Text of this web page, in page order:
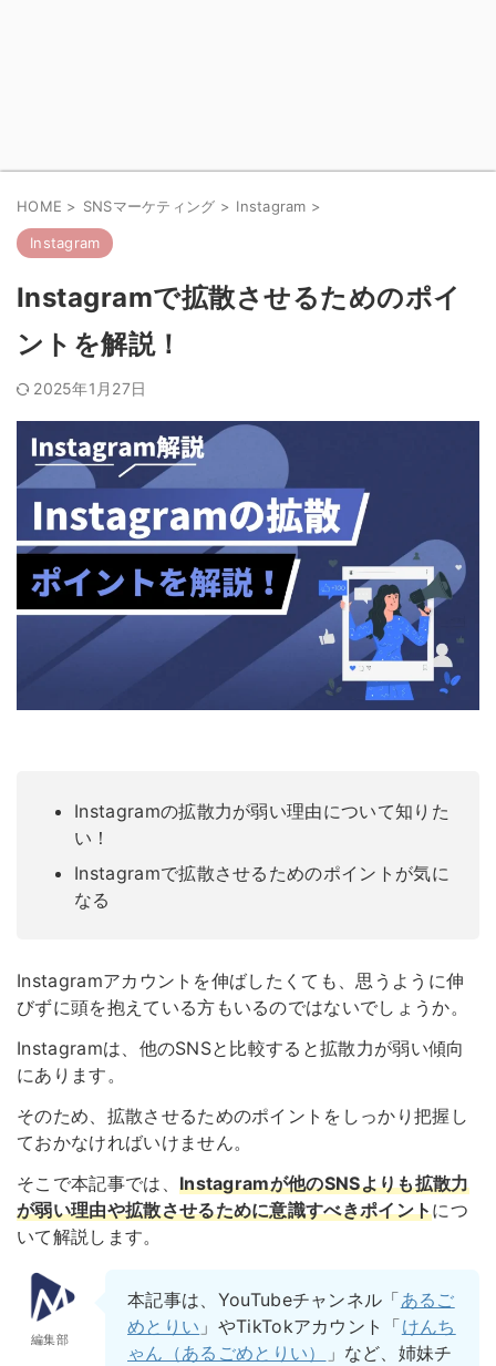
HOME > SNSマーケティング > Instagram >
Instagram
Instagramで拡散させるためのポイ
ントを解説！
2025年1月27日
Instagramの拡散力が弱い理由について知りた
い！
Instagramで拡散させるためのポイントが気に
なる
Instagramアカウントを伸ばしたくても、思うように伸
びずに頭を抱えている方もいるのではないでしょうか。
Instagramは、他のSNSと比較すると拡散力が弱い傾向
にあります。
そのため、拡散させるためのポイントをしっかり把握し
ておかなければいけません。
そこで本記事では、 Instagramが他のSNSよりも拡散力
が弱い理由や拡散させるために意識すべきポイントにつ
いて解説します。
編集部
本記事は、YouTubeチャンネル「あるご
めとりい 」やTikTokアカウント「けんち
ゃん（あるごめとりい）
」など、姉妹チ